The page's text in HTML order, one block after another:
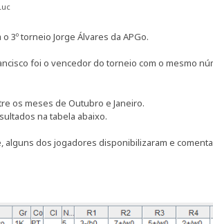
3º torneio Jorge Álvares da APGo.
foi o vencedor do torneio com o mesmo
os meses de Outubro e Janeiro.
na tabela abaixo.
alguns dos jogadores disponibilizaram e